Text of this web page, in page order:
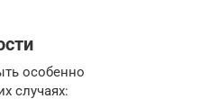
особенно
случаях: